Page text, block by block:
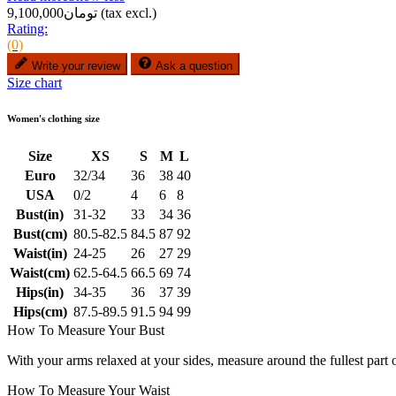
تومان9,100,000 (tax excl.)
Rating:
(0)
Write your review Ask a question
Size chart
Women's clothing size
Size XS S M L
Euro
32/34 36 38 40
USA
0/2 4 6
8
Bust(in)
31-32 33 34 36
Bust(cm) 80.5-82.5 84.5 87 92
Waist(in) 24-25 26 27 29
Waist(cm) 62.5-64.5 66.5 69 74
Hips(in)
34-35 36 37 39
Hips(cm) 87.5-89.5 91.5 94 99
How To Measure Your Bust
With your arms relaxed at your sides, measure around the fullest part
How To Measure Your Waist